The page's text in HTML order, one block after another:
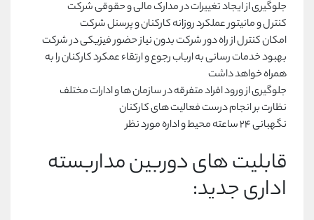
جلوگیری از ایجاد تغییرات در مدارک مالی و حقوقی شرکت
کنترل و مانیتور عملکرد روزانه کارکنان و پرسنل شرکت
امکان کنترل از راه دور شرکت بدون نیاز حضور فیزیکی در شرکت
بهبود خدمات رسانی به ارباب رجوع و ارتقاء عمکرد کارکنان را به
همراه خواهد داشت
جلوگیری از ورود افراد متفرقه در سازمان ها و ادارات مختلف
نظارت بر انجام درست فعالیت های کارکنان
نگهبانی 24 ساعته محیط و اداره مورد نظر
قابلیت های دوربین مداربسته
اداری جدید: